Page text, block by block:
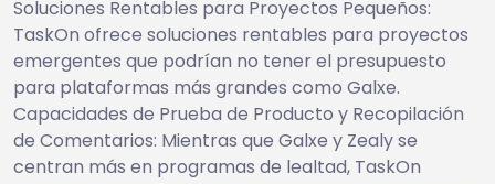
Soluciones Rentables para Proyectos Pequeños:
TaskOn ofrece soluciones rentables para proyectos
emergentes que podrían no tener el presupuesto
para plataformas más grandes como Galxe.
Capacidades de Prueba de Producto y Recopilación
de Comentarios: Mientras que Galxe y Zealy se
centran más en programas de lealtad, TaskOn